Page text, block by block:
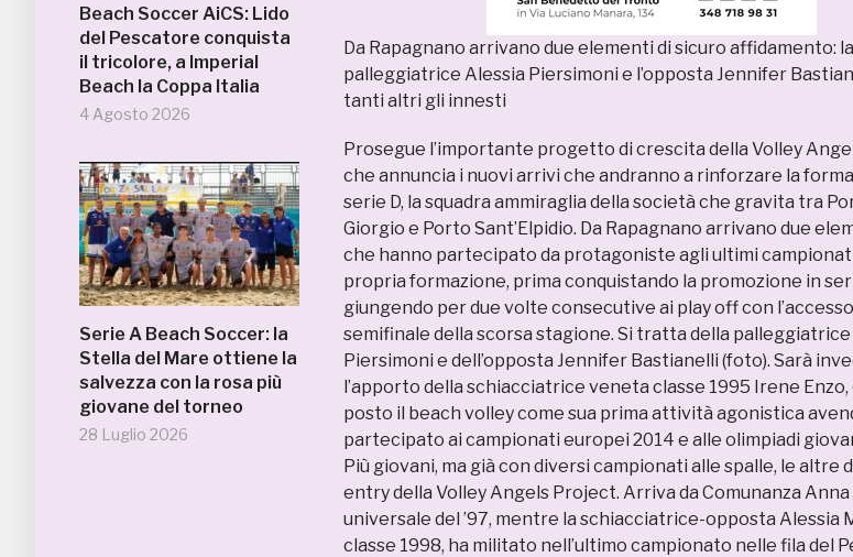
Beach Soccer AiCS: Lido
del Pescatore conquista
il tricolore, a Imperial
Beach la Coppa Italia
4 Agosto 2026
Serie A Beach Soccer: la
Stella del Mare ottiene la
salvezza con la rosa più
giovane del torneo
28 Luglio 2026
Da Rapagnano arrivano due elementi di sicuro affidamento: la
palleggiatrice Alessia Piersimoni e l’opposta Jennifer
tanti altri gli innesti
Prosegue l’importante progetto di crescita della Volley
che annuncia i nuovi arrivi che andranno a rinforzare la
serie D, la squadra ammiraglia della società che gravita tra
Giorgio e Porto Sant’Elpidio. Da Rapagnano arrivano due
che hanno partecipato da protagoniste agli ultimi
propria formazione, prima conquistando la promozione in
giungendo per due volte consecutive ai play off con
semifinale della scorsa stagione. Si tratta della palleggiatrice
Piersimoni e dell’opposta Jennifer Bastianelli (foto). Sarà
l’apporto della schiacciatrice veneta classe 1995 Irene Enzo,
posto il beach volley come sua prima attività agonistica
partecipato ai campionati europei 2014 e alle olimpiadi
Più giovani, ma già con diversi campionati alle spalle, le altre
entry della Volley Angels Project. Arriva da Comunanza Anna
universale del ’97, mentre la schiacciatrice-opposta Alessia
classe 1998, ha militato nell’ultimo campionato nelle fila del